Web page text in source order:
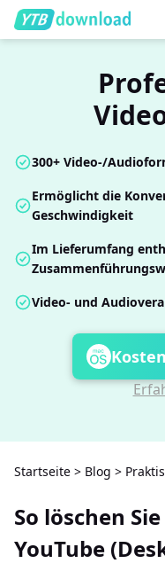
300+ Video-/
Ermöglicht die
Geschwindigkeit
Im Lieferumfang
Video- und
Startseite > Blog >
So löschen
YouTube